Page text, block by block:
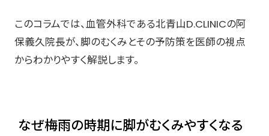
このコラムでは、血管外科である北青山D.CLINICの阿
保義久院長が、脚のむくみとその予防策を医師の視点
からわかりやすく解説します。
なぜ梅雨の時期に脚がむくみやすくなる